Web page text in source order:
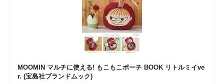
MOOMIN マルチに使える! もこもこポーチ BOOK リトルミイve
r. (宝島社ブランドムック)